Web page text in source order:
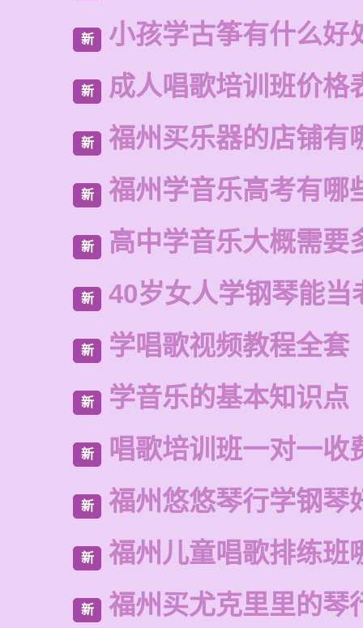
新 小孩学古筝有什么好
新 成人唱歌培训班价格
新 福州买乐器的店铺有
新 福州学音乐高考有哪
新 高中学音乐大概需要
新 40岁女人学钢琴能当
新 学唱歌视频教程全套
新 学音乐的基本知识点
新 唱歌培训班一对一收
新 福州悠悠琴行学钢琴
新 福州儿童唱歌排练班
新 福州买尤克里里的琴